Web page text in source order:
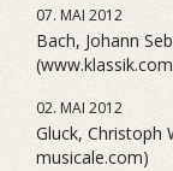
07. MAI 2012
Bach, Johann
02. MAI 2012
Gluck, Christoph
musicale.com)